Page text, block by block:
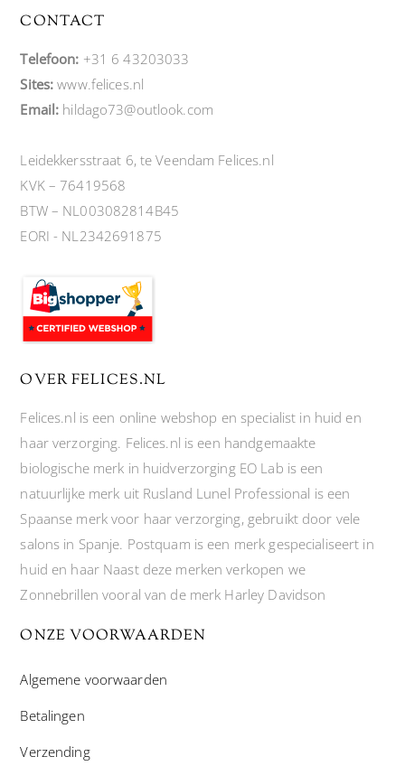
CONTACT
Telefoon: +31 6 43203033
Sites: www.felices.nl
Email: hildago73@outlook.com
Leidekkersstraat 6, te Veendam Felices.nl
KVK – 76419568
BTW – NL003082814B45
EORI - NL2342691875
OVER FELICES.NL
Felices.nl is een online webshop en specialist in huid en
haar verzorging. Felices.nl is een handgemaakte
biologische merk in huidverzorging EO Lab is een
natuurlijke merk uit Rusland Lunel Professional is een
Spaanse merk voor haar verzorging, gebruikt door vele
salons in Spanje. Postquam is een merk gespecialiseert in
huid en haar Naast deze merken verkopen we
Zonnebrillen vooral van de merk Harley Davidson
ONZE VOORWAARDEN
Algemene voorwaarden
Betalingen
Verzending